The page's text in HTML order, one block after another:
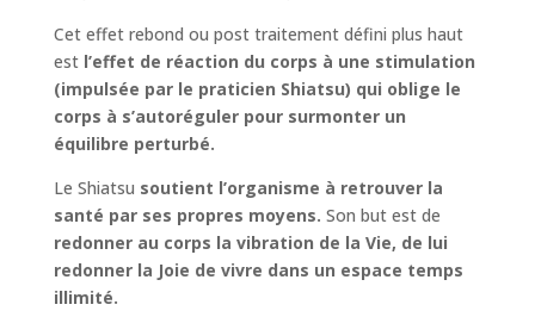
Cet effet rebond ou post traitement défini plus haut
est l’effet de réaction du corps à une stimulation
(impulsée par le praticien Shiatsu) qui oblige le
corps à s’autoréguler pour surmonter un
équilibre perturbé.
Le Shiatsu soutient l’organisme à retrouver la
santé par ses propres moyens. Son but est de
redonner au corps la vibration de la Vie, de lui
redonner la Joie de vivre dans un espace temps
illimité.